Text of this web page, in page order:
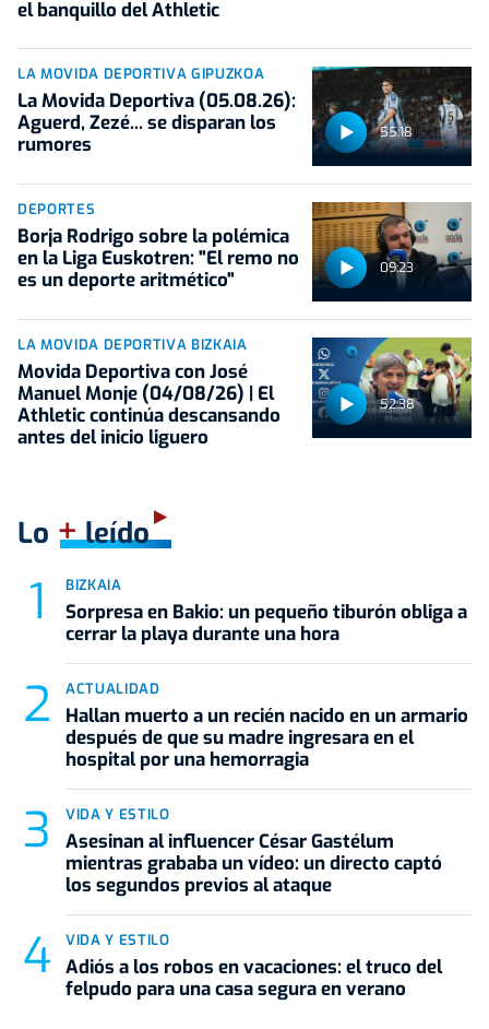
el banquillo del Athletic
55:18
LA MOVIDA DEPORTIVA GIPUZKOA
La Movida Deportiva (05.08.26):
Aguerd, Zezé... se disparan los
rumores
09:23
DEPORTES
Borja Rodrigo sobre la polémica
en la Liga Euskotren: "El remo no
es un deporte aritmético"
52:38
LA MOVIDA DEPORTIVA BIZKAIA
Movida Deportiva con José
Manuel Monje (04/08/26) | El
Athletic continúa descansando
antes del inicio liguero
Lo +leído
BIZKAIA
Sorpresa en Bakio: un pequeño tiburón obliga a
cerrar la playa durante una hora
ACTUALIDAD
Hallan muerto a un recién nacido en un armario
después de que su madre ingresara en el
hospital por una hemorragia
VIDA Y ESTILO
Asesinan al influencer César Gastélum
mientras grababa un vídeo: un directo captó
los segundos previos al ataque
VIDA Y ESTILO
Adiós a los robos en vacaciones: el truco del
felpudo para una casa segura en verano